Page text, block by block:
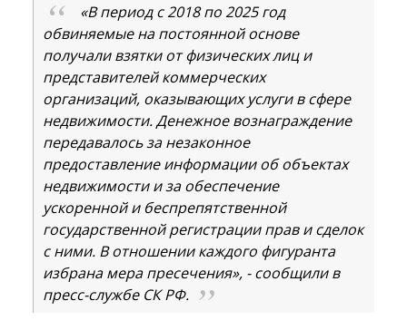
«В период с 2018 по 2025 год
обвиняемые на постоянной основе
получали взятки от физических лиц и
представителей коммерческих
организаций, оказывающих услуги в сфере
недвижимости. Денежное вознаграждение
передавалось за незаконное
предоставление информации об объектах
недвижимости и за обеспечение
ускоренной и беспрепятственной
государственной регистрации прав и сделок
с ними. В отношении каждого фигуранта
избрана мера пресечения», - сообщили в
пресс-службе СК РФ.